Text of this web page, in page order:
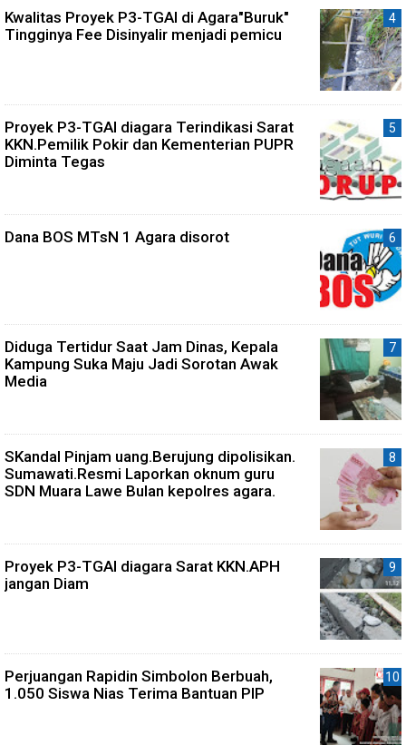
Kwalitas Proyek P3-TGAI di Agara"Buruk"
Tingginya Fee Disinyalir menjadi pemicu
Proyek P3-TGAI diagara Terindikasi Sarat
KKN.Pemilik Pokir dan Kementerian PUPR
Diminta Tegas
Dana BOS MTsN 1 Agara disorot
Diduga Tertidur Saat Jam Dinas, Kepala
Kampung Suka Maju Jadi Sorotan Awak
Media
SKandal Pinjam uang.Berujung dipolisikan.
Sumawati.Resmi Laporkan oknum guru
SDN Muara Lawe Bulan kepolres agara.
Proyek P3-TGAI diagara Sarat KKN.APH
jangan Diam
Perjuangan Rapidin Simbolon Berbuah,
1.050 Siswa Nias Terima Bantuan PIP